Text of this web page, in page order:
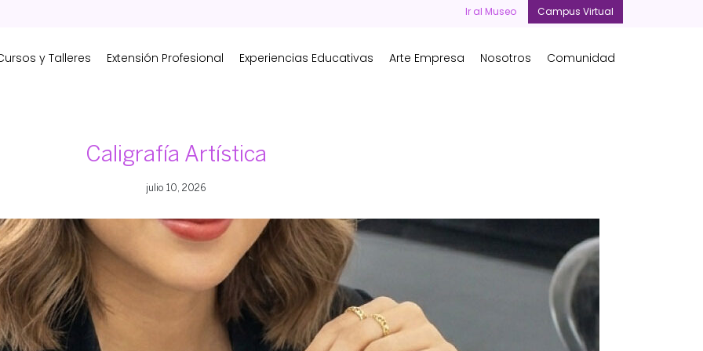
Ir al Museo Campus Virtual
y Talleres Extensión Profesional Experiencias Educativas Arte Empresa Nosotros Comunidad
Caligrafía Artística
julio 10, 2026